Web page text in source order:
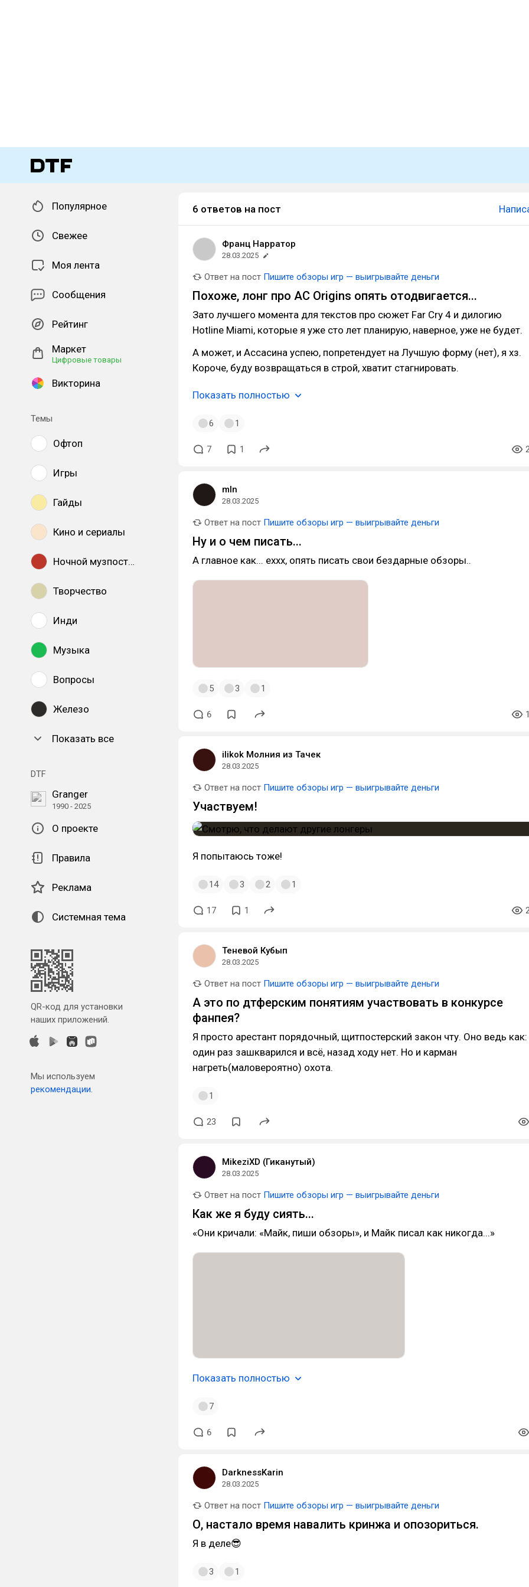
Популярное
Свежее
Моя лента
Сообщения
Рейтинг
Маркет
Цифровые товары
Викторина
Темы
Офтоп
Игры
Гайды
Кино и сериалы
Ночной музпостинг
Творчество
Инди
Музыка
Вопросы
Железо
Показать все
DTF
Granger
1990 - 2025
О проекте
Правила
Реклама
Системная тема
QR-код для установки
наших приложений.
Мы используем
рекомендации.
6 ответов на пост
Франц Нарратор
28.03.2025
Ответ на пост Пишите обзоры игр — выигрывайте деньги
Похоже, лонг про AC Origins опять отодвигается...
Зато лучшего момента для текстов про сюжет Far Cry 4 и дилогию
Hotline Miami, которые я уже сто лет планирую, наверное, уже не будет.
А может, и Ассасина успею, попретендует на Лучшую форму (нет), я хз.
Короче, буду возвращаться в строй, хватит стагнировать.
Показать полностью
6 1
7 1
mln
28.03.2025
Ответ на пост Пишите обзоры игр — выигрывайте деньги
Ну и о чем писать...
А главное как... еххх, опять писать свои бездарные обзоры..
5 3 1
6
ilikok Молния из Тачек
28.03.2025
Ответ на пост Пишите обзоры игр — выигрывайте деньги
Участвуем!
Я попытаюсь тоже!
14 3 2 1
17 1
Теневой Кубып
28.03.2025
Ответ на пост Пишите обзоры игр — выигрывайте деньги
А это по дтферским понятиям участвовать в конкурсе
фанпея?
Я просто арестант порядочный, щитпостерский закон чту. Оно ведь как:
один раз зашкварился и всё, назад ходу нет. Но и карман
нагреть(маловероятно) охота.
1
23
MikeziXD (Гиканутый)
28.03.2025
Ответ на пост Пишите обзоры игр — выигрывайте деньги
Как же я буду сиять...
«Они кричали: «Майк, пиши обзоры», и Майк писал как никогда...»
Показать полностью
7
6
DarknessKarin
28.03.2025
Ответ на пост Пишите обзоры игр — выигрывайте деньги
О, настало время навалить кринжа и опозориться.
Я в деле😎
3 1